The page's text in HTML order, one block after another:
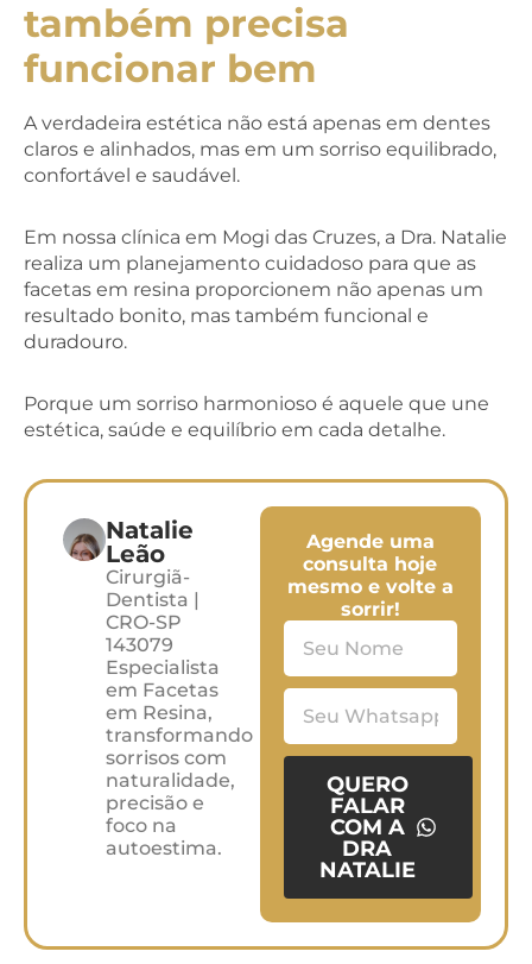
também precisa
funcionar bem
A verdadeira estética não está apenas em dentes
claros e alinhados, mas em um sorriso equilibrado,
confortável e saudável.
Em nossa clínica em Mogi das Cruzes, a Dra. Natalie
realiza um planejamento cuidadoso para que as
facetas em resina proporcionem não apenas um
resultado bonito, mas também funcional e
duradouro.
Porque um sorriso harmonioso é aquele que une
estética, saúde e equilíbrio em cada detalhe.
Natalie
Leão
Cirurgiã-
Dentista |
CRO-SP
143079
Especialista
em Facetas
em Resina,
transformando
sorrisos com
naturalidade,
precisão e
foco na
autoestima.
Agende uma
consulta hoje
mesmo e volte a
sorrir!
QUERO
FALAR
COM A
DRA
NATALIE